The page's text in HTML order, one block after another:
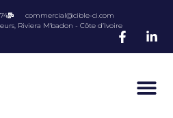
commercial@cible-ci.com
Riviera M'badon - Côte d’Ivoire